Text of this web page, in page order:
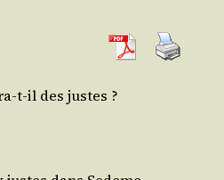
t-il des justes ?